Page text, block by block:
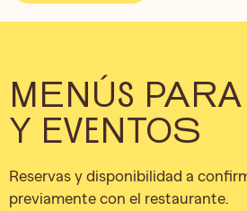
MENÚS PARA
Y EVENTOS
Reservas y disponibilidad a
previamente con el restaurante.